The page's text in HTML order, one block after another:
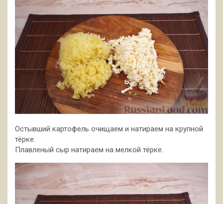
Остывший картофель очищаем и натираем на крупной
тёрке.
Плавленый сыр натираем на мелкой тёрке.